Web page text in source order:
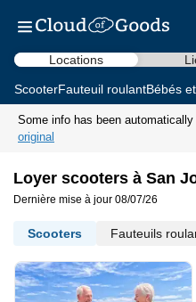
Locations
ScooterFauteuil roulantBébés
Some info has been automatically
original
Loyer scooters à San
Dernière mise à jour 08/07/26
Scooters Fauteuils